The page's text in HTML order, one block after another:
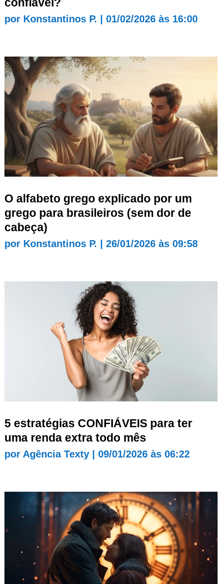
por Konstantinos P. 01/02/2026 às 16:00
O alfabeto grego explicado por um
grego para brasileiros (sem dor de
cabeça)
por Konstantinos P. 26/01/2026 às 09:58
5 estratégias CONFIÁVEIS para ter
uma renda extra todo mês
por Agência Texty| 09/01/2026 às 06:22